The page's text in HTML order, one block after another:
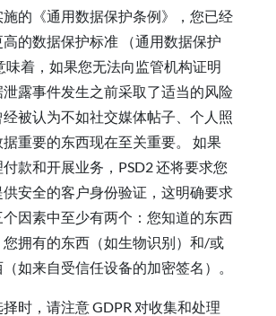
的《通用数据保护条例》，您已经
的数据保护标准
（通用数据保护
味着，如果您无法向监管机构证明
露事件发生之前采取了适当的风险
被认为不如社交媒体帖子、个人照
据重要的东西现在至关重要。 如果
款和开展业务，PSD2 还将要求您
安全的客户身份验证，这明确要求
因素中至少有两个：您知道的东西
您拥有的东西（如生物识别）和/或
如来自受信任设备的加密签名）。
时，请注意 GDPR 对收集和处理